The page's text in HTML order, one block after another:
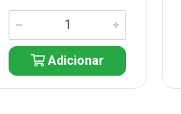
Adicionar